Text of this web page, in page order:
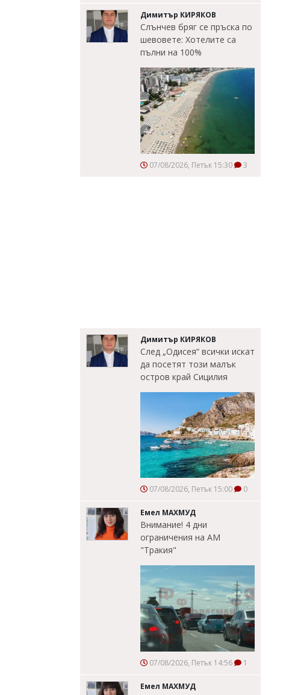
Димитър КИРЯКОВ
Слънчев бряг се пръска по
шевовете: Хотелите са
пълни на 100%
07/08/2026, Петък 15:30 3
Димитър КИРЯКОВ
След „Одисея“ всички искат
да посетят този малък
остров край Сицилия
07/08/2026, Петък 15:00 0
Емел МАХМУД
Внимание! 4 дни
ограничения на АМ
"Тракия"
07/08/2026, Петък 14:56 1
Емел МАХМУД